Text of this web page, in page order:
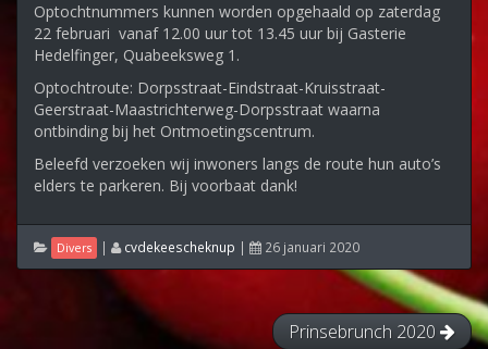
Optochtnummers kunnen worden opgehaald op zaterdag
22 februari vanaf 12.00 uur tot 13.45 uur bij Gasterie
Hedelfinger, Quabeeksweg 1.
Optochtroute: Dorpsstraat-Eindstraat-Kruisstraat-
Geerstraat-Maastrichterweg-Dorpsstraat waarna
ontbinding bij het Ontmoetingscentrum.
Beleefd verzoeken wij inwoners langs de route hun auto’s
elders te parkeren. Bij voorbaat dank!
Divers | cvdekeescheknup | 26 januari 2020
Prinsebrunch 2020